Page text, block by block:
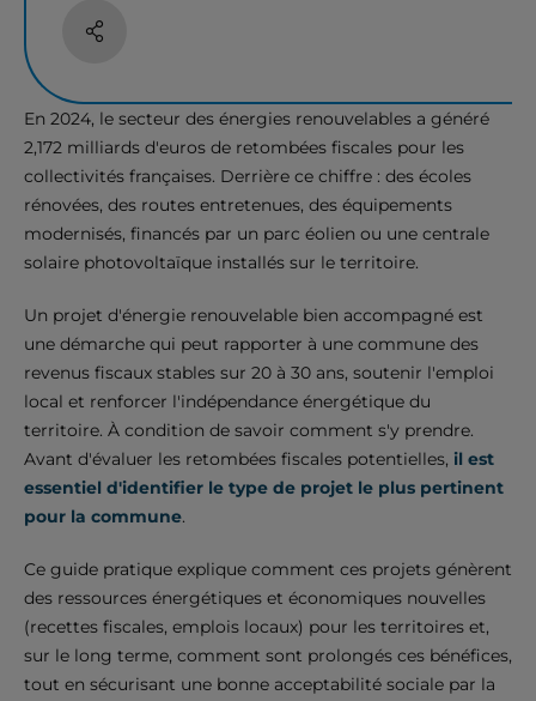
Partage
En 2024, le secteur des énergies renouvelables a généré
2,172 milliards d'euros de retombées fiscales pour les
collectivités françaises. Derrière ce chiffre : des écoles
rénovées, des routes entretenues, des équipements
modernisés, financés par un parc éolien ou une centrale
solaire photovoltaïque installés sur le territoire.
Un projet d'énergie renouvelable bien accompagné est
une démarche qui peut rapporter à une commune des
revenus fiscaux stables sur 20 à 30 ans, soutenir l'emploi
local et renforcer l'indépendance énergétique du
territoire. À condition de savoir comment s'y prendre.
Avant d'évaluer les retombées fiscales potentielles, il est
essentiel d'identifier le type de projet le plus pertinent
pour la commune.
Ce guide pratique explique comment ces projets génèrent
des ressources énergétiques et économiques nouvelles
(recettes fiscales, emplois locaux) pour les territoires et,
sur le long terme, comment sont prolongés ces bénéfices,
tout en sécurisant une bonne acceptabilité sociale par la